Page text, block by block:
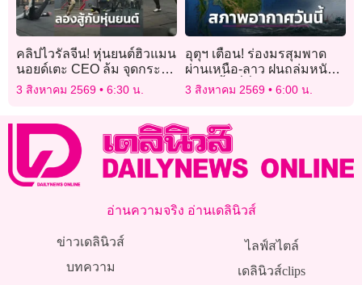
คลิปไวรัลจีน! หุ่นยนต์ฮิวแมน
นอยด์เตะ CEO ล้ม จุดกระแส
การพัฒนาหุ่นยนต์ยุคใหม่
3 สิงหาคม 2569 6:30 น.
อุตุฯ เตือน! ร่องมรสุมพาด
ผ่านเหนือ-ลาว ฝนถล่มหนัก
หลายพื้นที่ทั่วไทย
3 สิงหาคม 2569 6:00 น.
อ่านความจริง อ่านเดลินิวส์
ข่าวเดลินิวส์
บทความ
ไลฟ์สไตล์
เดลินิวส์clips